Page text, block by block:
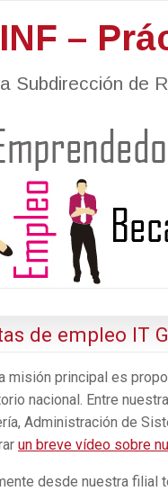
–
Subdirección de
de empleo IT
misión principal es
nacional. Entre
Administración de
un breve vídeo sobre
desde nuestra filial